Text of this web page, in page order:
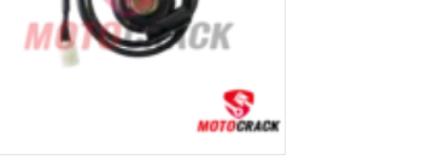
CARRITO